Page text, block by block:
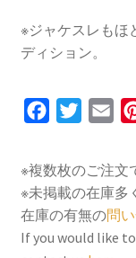
※ジャケスレもほ
ディション。
c
e
b
o
i
t
t
e
a
i
l
※複数枚のご注文
※未掲載の在庫多
在庫の有無の問
If you would like